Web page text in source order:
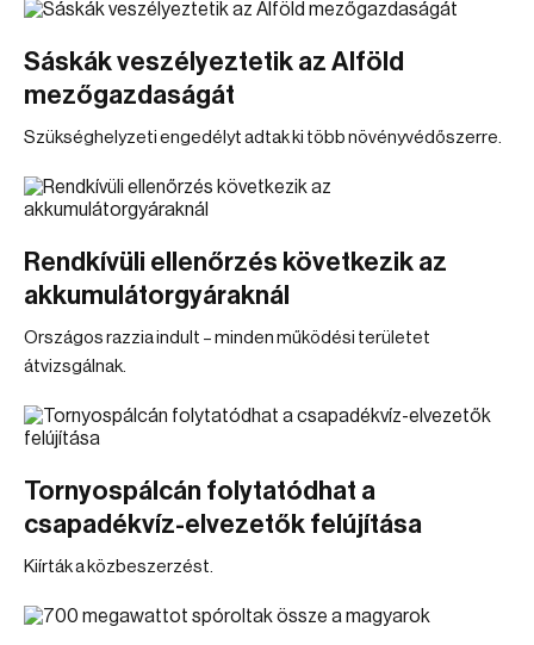
Sáskák veszélyeztetik az Alföld
mezőgazdaságát
Szükséghelyzeti engedélyt adtak ki több növényvédőszerre.
Rendkívüli ellenőrzés következik az
akkumulátorgyáraknál
Országos razzia indult – minden működési területet
átvizsgálnak.
Tornyospálcán folytatódhat a
csapadékvíz-elvezetők felújítása
Kiírták a közbeszerzést.